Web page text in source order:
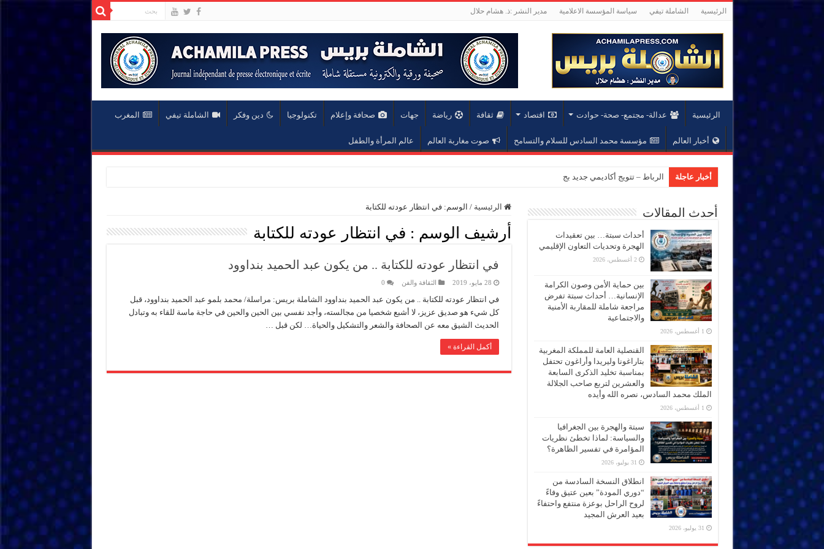
الرئيسية الشاملة تيفي سياسة المؤسسة الاعلامية مدير النشر :ذ. هشام حلال
الرئيسية عدالة- مجتمع- صحة- حوادت اقتصاد ثقافة رياضة جهات صحافة وإعلام تكنولوجيا دين وفكر الشاملة تيفي المغرب
أخبار العالم مؤسسة محمد السادس للسلام والتسامح صوت مغاربة العالم عالم المرأة والطفل
أخبار عاجلة الرباط – تتويج أكاديمي جديد بجامعة محمد الخامس
الرئيسية / الوسم:في انتظار عودته للكتابة
أرشيف الوسم : في انتظار عودته للكتابة
في انتظار عودته للكتابة .. من يكون عبد الحميد بنداوود
28 مايو، 2019 الثقافة والفن 0
في انتظار عودته للكتابة .. من يكون عبد الحميد بنداوود الشاملة بريس: مراسلة/ محمد بلمو عبد الحميد بنداوود، قبل
كل شيء هو صديق عزيز، لا أشبع شخصيا من مجالسته، وأجد نفسي بين الحين والحين في حاجة ماسة للقاء به وتبادل
الحديث الشيق معه عن الصحافة والشعر والتشكيل والحياة… لكن قبل …
أكمل القراءة »
أحدث المقالات
أحداث سبتة… بين تعقيدات
الهجرة وتحديات التعاون الإقليمي
2 أغسطس، 2026
بين حماية الأمن وصون الكرامة
الإنسانية… أحداث سبتة تفرض
مراجعة شاملة للمقاربة الأمنية
والاجتماعية
1 أغسطس، 2026
القنصلية العامة للمملكة المغربية
بتاراغونا وليريدا وأراغون تحتفل
بمناسبة تخليد الذكرى السابعة
والعشرين لتربع صاحب الجلالة
الملك محمد السادس، نصره الله وأيده
1 أغسطس، 2026
سبتة والهجرة بين الجغرافيا
والسياسة: لماذا تخطئ نظريات
المؤامرة في تفسير الظاهرة؟
31 يوليو، 2026
انطلاق النسخة السادسة من
“دوري المودة” بعين عتيق وفاءً
لروح الراحل بوعزة منتفع واحتفاءً
بعيد العرش المجيد
31 يوليو، 2026